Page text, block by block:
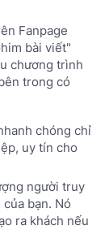
Fanpage
bài viết"
chương trình
trong có
chóng chỉ
uy tín cho
người truy
bạn. Nó
ra khách nếu